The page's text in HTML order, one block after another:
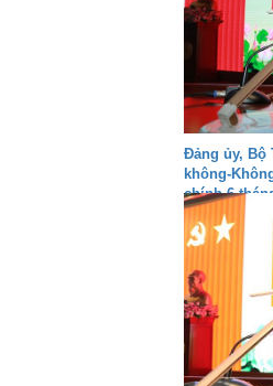
Đảng ủy, Bộ
không-
chính 6